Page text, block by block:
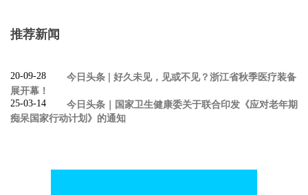
推荐新闻
20-09-28
今日头条 | 好久未见，见或不见？浙江省秋季医疗装备
展开幕！
25-03-14
今日头条｜国家卫生健康委关于联合印发《应对老年期
痴呆国家行动计划》的通知